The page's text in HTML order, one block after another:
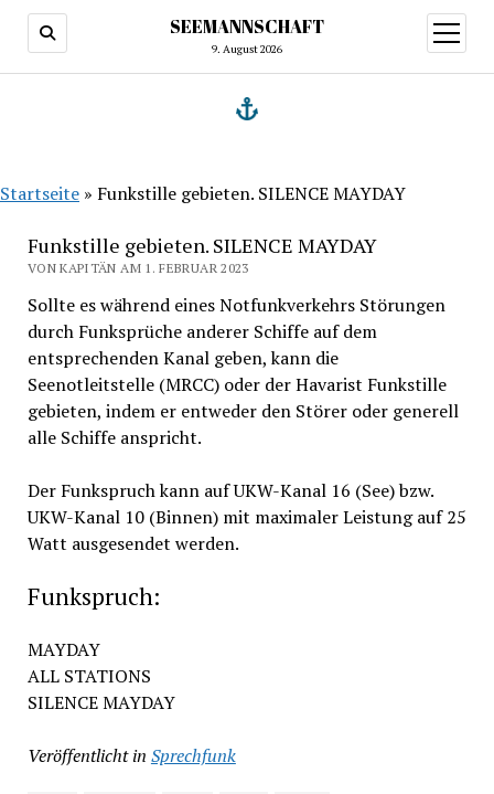
SEEMANNSCHAFT
9. August 2026
Menü
öffnen
Startseite » Funkstille gebieten. SILENCE MAYDAY
Funkstille gebieten. SILENCE MAYDAY
VON KAPITÄN AM 1. FEBRUAR 2023
Sollte es während eines Notfunkverkehrs Störungen
durch Funksprüche anderer Schiffe auf dem
entsprechenden Kanal geben, kann die
Seenotleitstelle (MRCC) oder der Havarist Funkstille
gebieten, indem er entweder den Störer oder generell
alle Schiffe anspricht.
Der Funkspruch kann auf UKW-Kanal 16 (See) bzw.
UKW-Kanal 10 (Binnen) mit maximaler Leistung auf 25
Watt ausgesendet werden.
Funkspruch:
MAYDAY
ALL STATIONS
SILENCE MAYDAY
Veröffentlicht in Sprechfunk